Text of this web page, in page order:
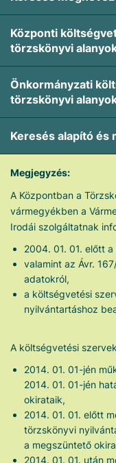
Központi
törzskönyvi
Önkormányzati
törzskönyvi
Keresés alapító
Megjegyzés:
A Központban a
vármegyékben a
Irodái szolgáltatnak
2004. 01. 01. előtt
valamint az Ávr.
adatokról,
a költségvetési
nyilvántartáshoz
A költségvetési
2014. 01. 01-jén
2014. 01. 01-jén
okirataik,
2014. 01. 01. előtt
törzskönyvi
a megszüntető
2014. 01. 01. után